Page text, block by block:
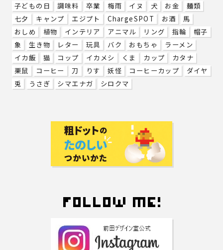
子どもの日
調味料 卒業 梅雨 イヌ 犬 お金
麺類
七夕
キャンプ エジプト ChargeSPOT お酒
馬
おしめ
植物 インテリア アニマル リング 指輪
帽子
象
生き物 レター 玩具 バク おもちゃ
ラーメン
イカ飯
猫 コップ イカメシ くま カップ
カタナ
栗鼠
コーヒー 刀 りす 妖怪 コーヒーカップ
ダイヤ
兎
うさぎ シマエナガ シロクマ